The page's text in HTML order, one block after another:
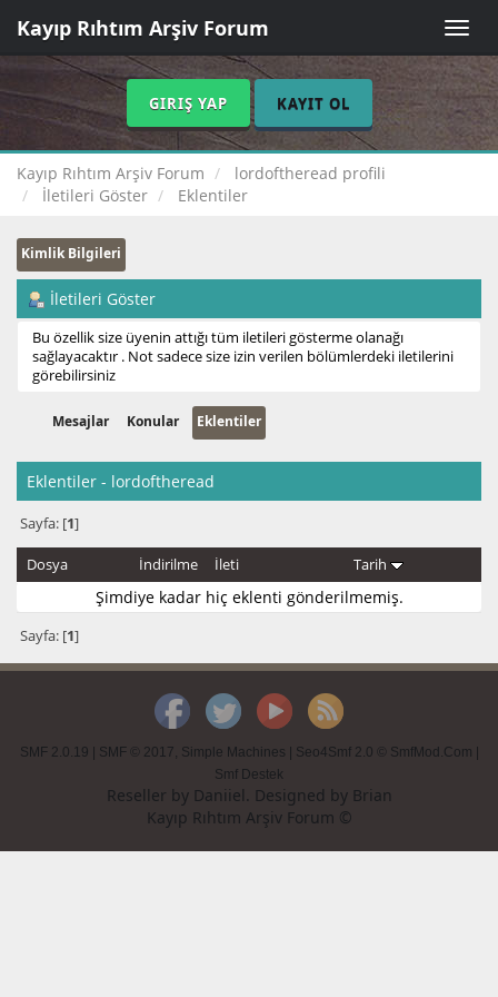
Toggle
Kayıp Rıhtım Arşiv Forum
GIRIŞ YAP KAYIT OL
Kayıp Rıhtım Arşiv Forum
lordoftheread profili
İletileri Göster
Eklentiler
Kimlik Bilgileri
İletileri Göster
Bu özellik size üyenin attığı tüm iletileri gösterme olanağı
sağlayacaktır . Not sadece size izin verilen bölümlerdeki iletilerini
görebilirsiniz
Mesajlar Konular Eklentiler
Eklentiler - lordoftheread
Sayfa: [1]
Dosya İndirilme İleti Tarih
Şimdiye kadar hiç eklenti gönderilmemiş.
Sayfa: [1]
SMF 2.0.19 | SMF © 2017 Simple Machines | Seo4Smf 2.0 © SmfMod.Com |
Smf Destek
Reseller by Daniiel. Designed by Brian
Kayıp Rıhtım Arşiv Forum ©